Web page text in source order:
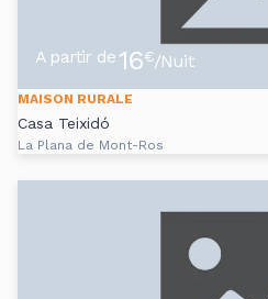
A partir de 16€/Nuit
MAISON RURALE
Casa Teixidó
La Plana de Mont-Ros